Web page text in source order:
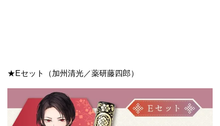
★Eセット（加州清光／薬研藤四郎）